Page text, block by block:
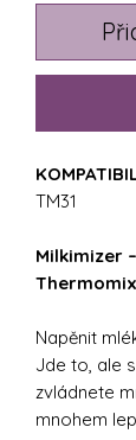
TM31
Milkimizer
Thermomix
Napěnit
Jde to, ale s
zvládnete
mnohem